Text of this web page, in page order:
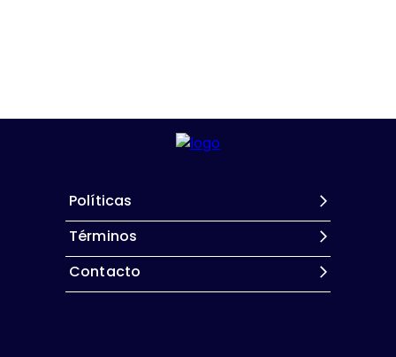
Políticas
Términos
Contacto